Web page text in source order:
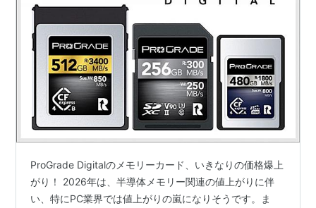
ProGrade Digitalのメモリーカード、いきなりの価格爆上
がり！ 2026年は、半導体メモリー関連の値上がりに伴
い、特にPC業界では値上がりの嵐になりそうです。ま